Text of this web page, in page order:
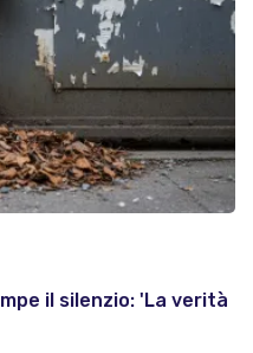
il silenzio: 'La verità